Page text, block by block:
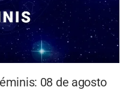
08 de agosto